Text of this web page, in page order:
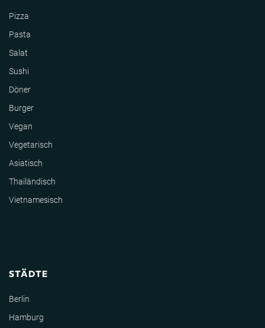
Pizza
Pasta
Salat
Sushi
Döner
Burger
Vegan
Vegetarisch
Asiatisch
Thailändisch
Vietnamesisch
STÄDTE
Berlin
Hamburg